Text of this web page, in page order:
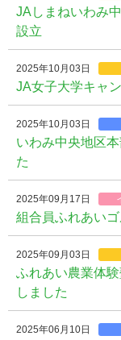
JAしまねいわみ
設立
2025年10月03日
JA女子大学キャ
2025年10月03日
いわみ中央地区
た
2025年09月17日
組合員ふれあい
2025年09月03日
ふれあい農業体
しました
2025年06月10日